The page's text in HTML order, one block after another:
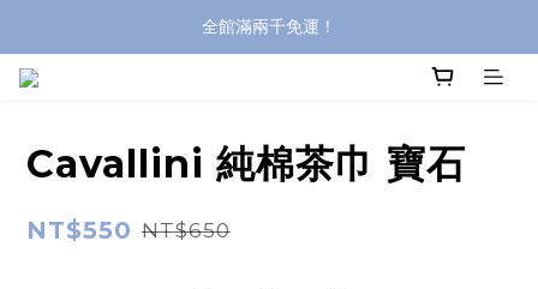
全館滿兩千免運！
全館滿兩千免運！
Cavallini 純棉茶巾 寶石
NT$550 NT$650